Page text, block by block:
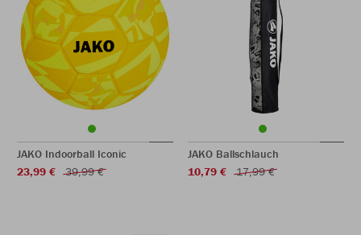
JAKO Indoorball Iconic
23,99 €
39,99 €
JAKO Ballschlauch
10,79 €
17,99 €